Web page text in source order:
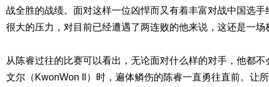
战全胜的战绩。面对这样一位凶悍而又有着丰富对战中国选
很大的压力，对目前已经遭遇了两连败的他来说，这还是一
从陈睿过往的比赛可以看出，无论面对什么样的对手，他都
文尔（KwonWon Il）时，遍体鳞伤的陈睿一直勇往直前。让